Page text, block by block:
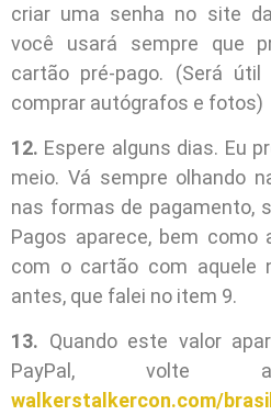
criar uma senha no site
você usará sempre que
cartão pré-pago. (Será
comprar autógrafos e fotos)
12. Espere alguns dias. Eu
meio. Vá sempre olhando
nas formas de pagamento,
Pagos aparece, bem como
com o cartão com aquele
antes, que falei no item 9.
13. Quando este valor
PayPal,
walkerstalkercon.com/